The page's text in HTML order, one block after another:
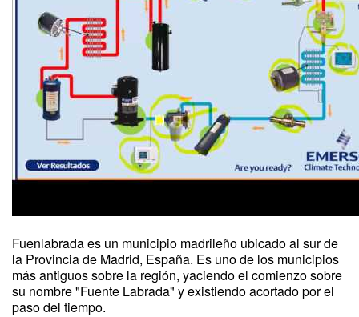
Fuenlabrada es un municipio madrileño ubicado al sur de
la Provincia de Madrid, España. Es uno de los municipios
más antiguos sobre la región, yaciendo el comienzo sobre
su nombre "Fuente Labrada" y existiendo acortado por el
paso del tiempo.